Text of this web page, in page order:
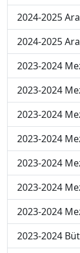
2024-2025
2024-2025
2023-2024
2023-2024
2023-2024
2023-2024
2023-2024
2023-2024
2023-2024
2023-2024